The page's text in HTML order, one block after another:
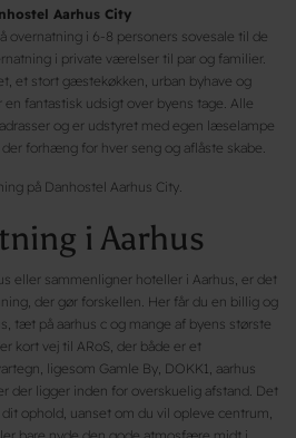
Aarhus City
overnatning i 6-8 personers sovesale til de
i private værelser til par og familier.
et stort gæstekøkken, urban byhave og
fantastisk udsigt over byens tage. Alle
og er udstyret med egen læselampe
forhæng for hver seng og aflåste skabe.
på Danhostel Aarhus City.
i Aarhus
eller sammenligner hoteller i Aarhus, er det
der gør forskellen. Her får du en billig og
tæt på aarhus c og mange af byens største
kort vej til ARoS, der både er et
ligesom Gamle By, DOKK1, aarhus
der ligger inden for overskuelig afstand. Det
ophold, uanset om du vil opleve centrum,